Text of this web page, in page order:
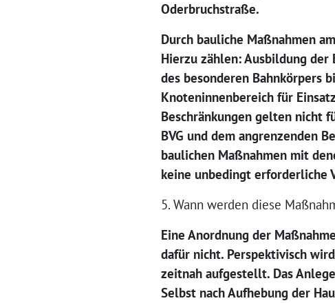
Oderbruchstraße.
Durch bauliche Maßnahmen
Hierzu zählen: Ausbildung
des besonderen Bahnkörpers
Knoteninnenbereich für
Beschränkungen gelten nicht
BVG und dem angrenzenden
baulichen Maßnahmen mit
keine unbedingt erforderliche
5. Wann werden diese
Eine Anordnung der
dafür nicht. Perspektivisch
zeitnah aufgestellt. Das
Selbst nach Aufhebung der